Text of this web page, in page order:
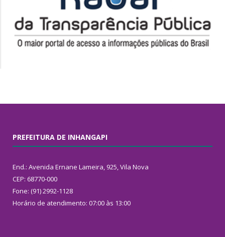
PREFEITURA DE INHANGAPI
End.: Avenida Ernane Lameira, 925, Vila Nova
CEP: 68770-000
Fone: (91) 2992-1128
Horário de atendimento: 07:00 às 13:00